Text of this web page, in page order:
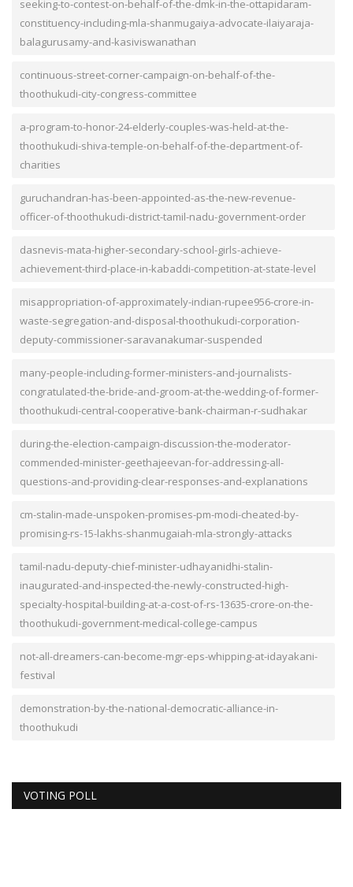
seeking-to-contest-on-behalf-of-the-dmk-in-the-ottapidaram-
constituency-including-mla-shanmugaiya-advocate-ilaiyaraja-
balagurusamy-and-kasiviswanathan
continuous-street-corner-campaign-on-behalf-of-the-
thoothukudi-city-congress-committee
a-program-to-honor-24-elderly-couples-was-held-at-the-
thoothukudi-shiva-temple-on-behalf-of-the-department-of-
charities
guruchandran-has-been-appointed-as-the-new-revenue-
officer-of-thoothukudi-district-tamil-nadu-government-order
dasnevis-mata-higher-secondary-school-girls-achieve-
achievement-third-place-in-kabaddi-competition-at-state-level
misappropriation-of-approximately-indian-rupee956-crore-in-
waste-segregation-and-disposal-thoothukudi-corporation-
deputy-commissioner-saravanakumar-suspended
many-people-including-former-ministers-and-journalists-
congratulated-the-bride-and-groom-at-the-wedding-of-former-
thoothukudi-central-cooperative-bank-chairman-r-sudhakar
during-the-election-campaign-discussion-the-moderator-
commended-minister-geethajeevan-for-addressing-all-
questions-and-providing-clear-responses-and-explanations
cm-stalin-made-unspoken-promises-pm-modi-cheated-by-
promising-rs-15-lakhs-shanmugaiah-mla-strongly-attacks
tamil-nadu-deputy-chief-minister-udhayanidhi-stalin-
inaugurated-and-inspected-the-newly-constructed-high-
specialty-hospital-building-at-a-cost-of-rs-13635-crore-on-the-
thoothukudi-government-medical-college-campus
not-all-dreamers-can-become-mgr-eps-whipping-at-idayakani-
festival
demonstration-by-the-national-democratic-alliance-in-
thoothukudi
VOTING POLL